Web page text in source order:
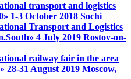
transport and logistics
1-3 October 2018 Sochi
Transport and Logistics
4 July 2019 Rostov-on-
railway fair in the area
28-31 August 2019 Moscow,